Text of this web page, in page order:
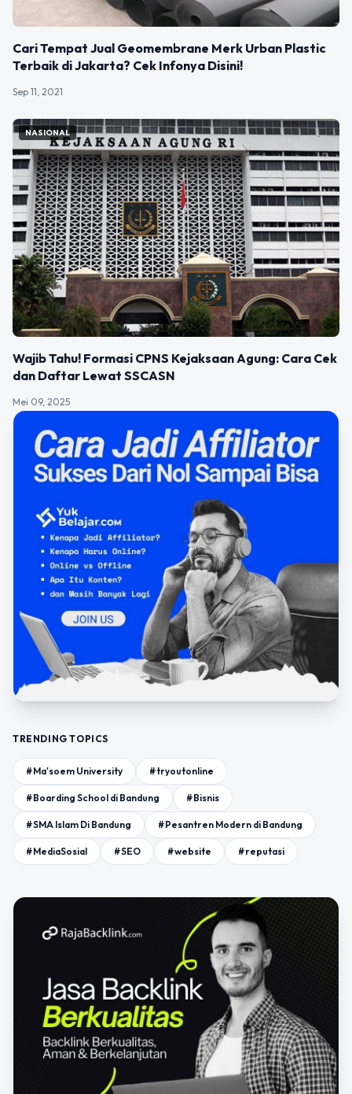
Cari Tempat Jual Geomembrane Merk Urban Plastic
Terbaik di Jakarta? Cek Infonya Disini!
Sep 11, 2021
NASIONAL
Wajib Tahu! Formasi CPNS Kejaksaan Agung: Cara Cek
dan Daftar Lewat SSCASN
Mei 09, 2025
TRENDING TOPICS
#Ma'soem University #tryoutonline
#Boarding School di Bandung #Bisnis
#SMA Islam Di Bandung #Pesantren Modern di Bandung
#MediaSosial #SEO #website #reputasi